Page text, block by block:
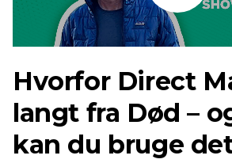
Lyt
Hvorfor Direct
langt fra Død –
kan du bruge